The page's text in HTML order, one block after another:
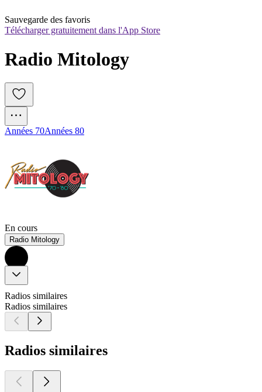
Sauvegarde des favoris
Télécharger gratuitement dans l'App Store
Radio Mitology
Années 70Années 80
En cours
Radio Mitology
Radios similaires
Radios similaires
Radios similaires